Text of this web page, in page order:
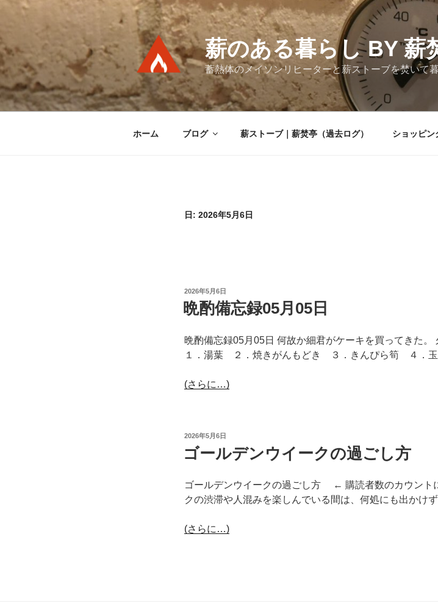
テ
ン
ツ
へ
ス
キ
薪のある暮らし BY 薪
蓄熱体のメイソンリヒーターと薪ストーブを焚いて
ホーム ブログ 薪ストーブ｜薪焚亭（過去ログ） ショッピン
日: 2026年5月6日
投
稿
日:
2026年5月6日
晩酌備忘録05月05日
晩酌備忘録05月05日 何故か細君がケーキを買ってきた
１．湯葉 ２．焼きがんもどき ３．きんぴら筍 ４．玉
(さらに…)
投
2026年5月6日
ゴールデンウイークの過ごし方
ゴールデンウイークの過ごし方 ← 購読者数のカウント
クの渋滞や人混みを楽しんでいる間は、何処にも出かけ
(さらに…)